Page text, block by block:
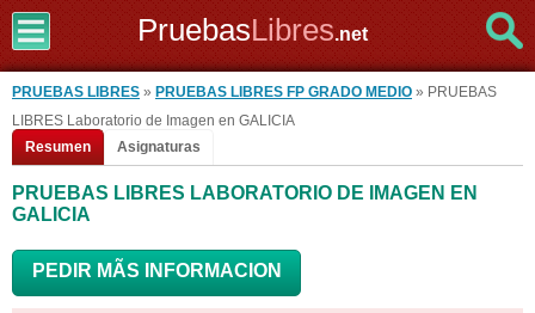
PruebasLibres.net
PRUEBAS LIBRES » PRUEBAS LIBRES FP GRADO MEDIO » PRUEBAS
LIBRES Laboratorio de Imagen en GALICIA
Resumen
Asignaturas
PRUEBAS LIBRES LABORATORIO DE IMAGEN EN
GALICIA
PEDIR MÃS INFORMACION